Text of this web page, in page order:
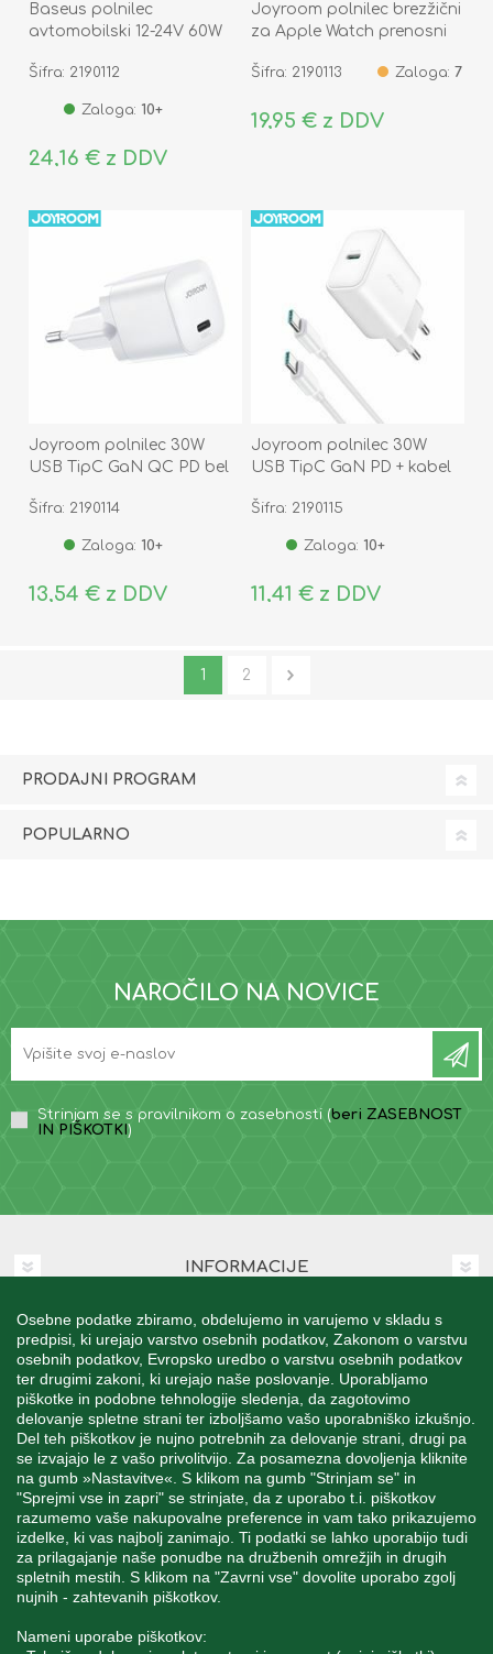
Osebne podatke zbiramo, obdelujemo in varujemo v skladu s
predpisi, ki urejajo varstvo osebnih podatkov, Zakonom o varstvu
osebnih podatkov, Evropsko uredbo o varstvu osebnih podatkov
ter drugimi zakoni, ki urejajo naše poslovanje. Uporabljamo
piškotke in podobne tehnologije sledenja, da zagotovimo
delovanje spletne strani ter izboljšamo vašo uporabniško izkušnjo.
Del teh piškotkov je nujno potrebnih za delovanje strani, drugi pa
se izvajajo le z vašo privolitvijo. Za posamezna dovoljenja kliknite
na gumb »Nastavitve«. S klikom na gumb "Strinjam se" in
"Sprejmi vse in zapri" se strinjate, da z uporabo t.i. piškotkov
razumemo vaše nakupovalne preference in vam tako prikazujemo
izdelke, ki vas najbolj zanimajo. Ti podatki se lahko uporabijo tudi
za prilagajanje naše ponudbe na družbenih omrežjih in drugih
spletnih mestih. S klikom na "Zavrni vse" dovolite uporabo zgolj
nujnih - zahtevanih piškotkov.
Nameni uporabe piškotkov:
Baseus polnilec
avtomobilski 12-24V 60W
Pro
Šifra: 2190112
Zaloga: 10+
24,16 € z DDV
Joyroom polnilec brezžični
za Apple Watch prenosni
Šifra: 2190113 Zaloga: 7
19,95 € z DDV
Joyroom polnilec 30W
USB TipC GaN QC PD bel
Šifra: 2190114
Zaloga: 10+
13,54 € z DDV
Joyroom polnilec 30W
USB TipC GaN PD + kabel
Šifra: 2190115
Zaloga: 10+
11,41 € z DDV
1 2
PRODAJNI PROGRAM
POPULARNO
NAROČILO NA NOVICE
Strinjam se s pravilnikom o zasebnosti (beri ZASEBNOST
IN PIŠKOTKI )
INFORMACIJE
MOJ RAČUN
STORITEV ZA STRANKE
SPREMLJAJTE NAS
Blatnica 8, 1236 Trzin